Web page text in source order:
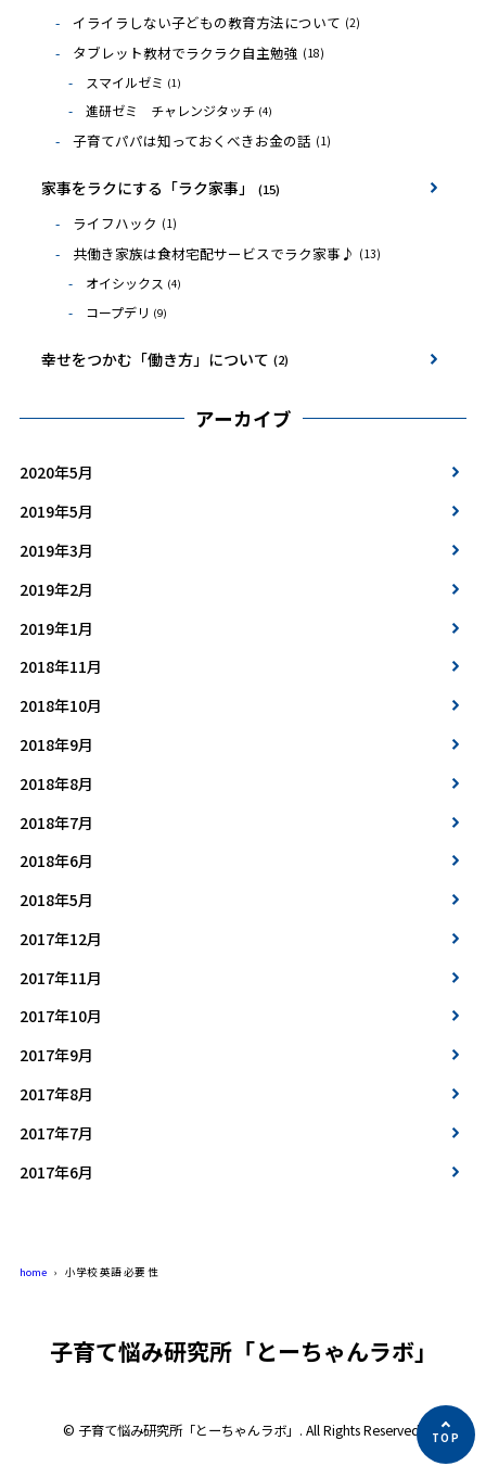
イライラしない子どもの教育方法について (2)
タブレット教材でラクラク自主勉強 (18)
スマイルゼミ (1)
進研ゼミ チャレンジタッチ (4)
子育てパパは知っておくべきお金の話 (1)
家事をラクにする「ラク家事」 (15)
ライフハック (1)
共働き家族は食材宅配サービスでラク家事♪ (13)
オイシックス (4)
コープデリ (9)
幸せをつかむ「働き方」について (2)
アーカイブ
2020年5月
2019年5月
2019年3月
2019年2月
2019年1月
2018年11月
2018年10月
2018年9月
2018年8月
2018年7月
2018年6月
2018年5月
2017年12月
2017年11月
2017年10月
2017年9月
2017年8月
2017年7月
2017年6月
home 小学校 英語 必要 性
子育て悩み研究所「とーちゃんラボ」
© 子育て悩み研究所「とーちゃんラボ」. All Rights Reserved.